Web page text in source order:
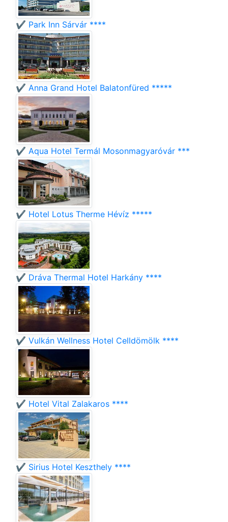
✔️ Park Inn Sárvár ****
✔️ Anna Grand Hotel Balatonfüred *****
✔️ Aqua Hotel Termál Mosonmagyaróvár ***
✔️ Hotel Lotus Therme Hévíz *****
✔️ Dráva Thermal Hotel Harkány ****
✔️ Vulkán Wellness Hotel Celldömölk ****
✔️ Hotel Vital Zalakaros ****
✔️ Sirius Hotel Keszthely ****